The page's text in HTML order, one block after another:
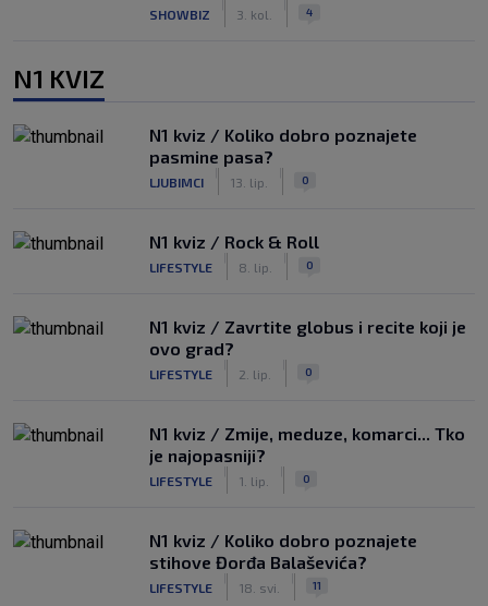
SHOWBIZ 3. kol. 4
N1 KVIZ
N1 kviz / Koliko dobro poznajete
pasmine pasa?
LJUBIMCI 13. lip. 0
N1 kviz / Rock & Roll
LIFESTYLE 8. lip. 0
N1 kviz / Zavrtite globus i recite koji je
ovo grad?
LIFESTYLE 2. lip. 0
N1 kviz / Zmije, meduze, komarci... Tko
je najopasniji?
LIFESTYLE 1. lip. 0
N1 kviz / Koliko dobro poznajete
stihove Đorđa Balaševića?
LIFESTYLE 18. svi. 11